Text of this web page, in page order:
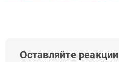
Оставляйте реакции